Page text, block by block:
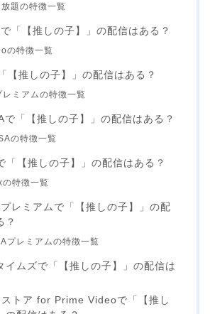
題の特徴一覧
「【推しの子】」の配信はある？
の特徴一覧
【推しの子】」の配信はある？
レミアムの特徴一覧
で「【推しの子】」の配信はある？
の特徴一覧
「【推しの子】」の配信はある？
特徴一覧
レミアムで「【推しの子】」の配
？
プレミアムの特徴一覧
イムズで「【推しの子】」の配信は
トア for Prime Videoで「【推し